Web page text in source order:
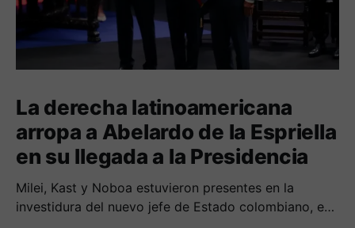
La derecha latinoamericana
arropa a Abelardo de la Espriella
en su llegada a la Presidencia
Milei, Kast y Noboa estuvieron presentes en la
investidura del nuevo jefe de Estado colombiano, en